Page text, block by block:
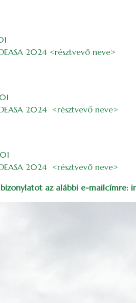
2024 <résztvevő neve>
2024 <résztvevő neve>
2024 <résztvevő neve>
az alábbi e-mailcímre: